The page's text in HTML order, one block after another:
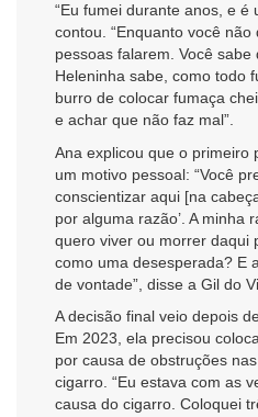
“Eu fumei durante anos, e é
contou. “Enquanto você
pessoas falarem. Você
Heleninha sabe, como todo
burro de colocar fumaça
e achar que não faz mal”.
Ana explicou que o primeiro
um motivo pessoal: “Você
conscientizar aqui [na
por alguma razão’. A minha
quero viver ou morrer daqui
como uma desesperada? E
de vontade”, disse a Gil do
A decisão final veio depois
Em 2023, ela precisou
por causa de obstruções
cigarro. “Eu estava com as
causa do cigarro. Coloquei